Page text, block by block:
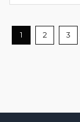
1 2 3